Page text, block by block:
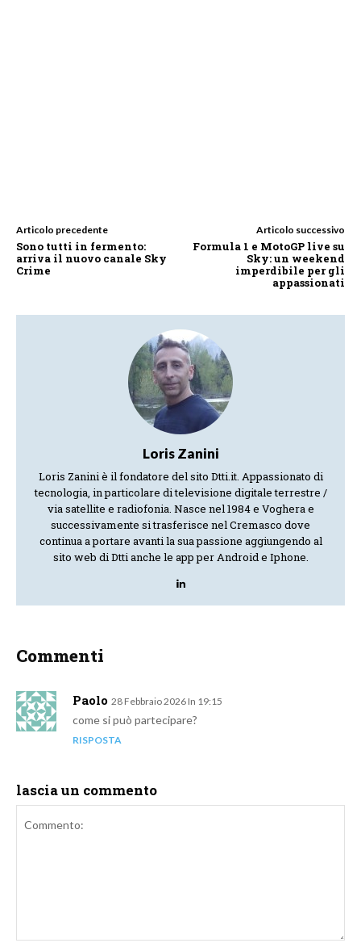
Articolo precedente
Sono tutti in fermento:
arriva il nuovo canale Sky
Crime
Articolo successivo
Formula 1 e MotoGP live su
Sky: un weekend
imperdibile per gli
appassionati
Loris Zanini
Loris Zanini è il fondatore del sito Dtti.it. Appassionato di
tecnologia, in particolare di televisione digitale terrestre /
via satellite e radiofonia. Nasce nel 1984 e Voghera e
successivamente si trasferisce nel Cremasco dove
continua a portare avanti la sua passione aggiungendo al
sito web di Dtti anche le app per Android e Iphone.
Commenti
Paolo 28 Febbraio 2026 In 19:15
come si può partecipare?
RISPOSTA
lascia un commento